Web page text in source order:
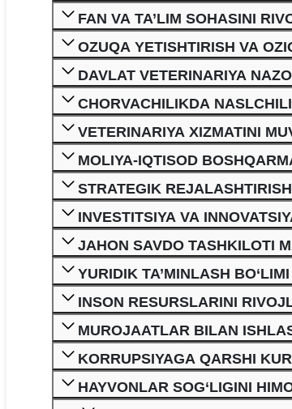
FAN VA TA’LIM SOHASINI
OZUQA YETISHTIRISH VA
DAVLAT VETERINARIYA
CHORVACHILIKDA
VETERINARIYA XIZMATINI
MOLIYA-IQTISOD
STRATEGIK
INVESTITSIYA VA
JAHON SAVDO TASHKILOTI
YURIDIK TA’MINLASH BO‘LIMI
INSON RESURSLARINI
MUROJAATLAR BILAN
KORRUPSIYAGA QARSHI
HAYVONLAR SOG‘LIGINI